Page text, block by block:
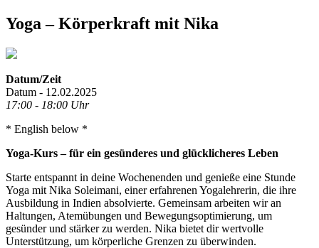
Yoga – Körperkraft mit Nika
Datum/Zeit
Datum - 12.02.2025
17:00 - 18:00 Uhr
* English below *
Yoga-Kurs – für ein gesünderes und glücklicheres Leben
Starte entspannt in deine Wochenenden und genieße eine Stunde
Yoga mit Nika Soleimani, einer erfahrenen Yogalehrerin, die ihre
Ausbildung in Indien absolvierte. Gemeinsam arbeiten wir an
Haltungen, Atemübungen und Bewegungsoptimierung, um
gesünder und stärker zu werden. Nika bietet dir wertvolle
Unterstützung, um körperliche Grenzen zu überwinden.